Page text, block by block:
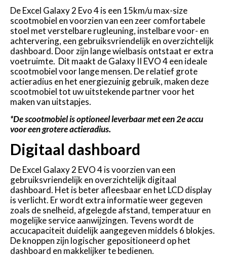
De Excel Galaxy 2 Evo 4 is een 15km/u max-size
scootmobiel en voorzien van een zeer comfortabele
stoel met verstelbare rugleuning, instelbare voor- en
achtervering, een gebruiksvriendelijk en overzichtelijk
dashboard. Door zijn lange wielbasis ontstaat er extra
voetruimte. Dit maakt de Galaxy II EVO 4 een ideale
scootmobiel voor lange mensen. De relatief grote
actieradius en het energiezuinig gebruik, maken deze
scootmobiel tot uw uitstekende partner voor het
maken van uitstapjes.
*De scootmobiel is optioneel leverbaar met een 2e accu
voor een grotere actieradius.
Digitaal dashboard
De Excel Galaxy 2 EVO 4 is voorzien van een
gebruiksvriendelijk en overzichtelijk digitaal
dashboard. Het is beter afleesbaar en het LCD display
is verlicht. Er wordt extra informatie weer gegeven
zoals de snelheid, afgelegde afstand, temperatuur en
mogelijke service aanwijzingen. Tevens wordt de
accucapaciteit duidelijk aangegeven middels 6 blokjes.
De knoppen zijn logischer gepositioneerd op het
dashboard en makkelijker te bedienen.